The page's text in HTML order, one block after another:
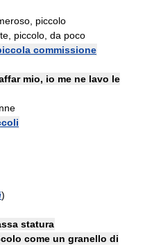
piccolo
piccolo, da poco
commissione
mio, io me ne lavo le
)
statura
come un granello di